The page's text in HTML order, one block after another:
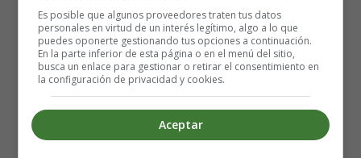
Puedes hacer una señal al niño y llevarlo a un lado para
hablar con él: 'Puedo ver que estás decepcionado con tu
regalo, pero tu reacción podría herir a la persona que te lo
dio'.
De este modo, el niño aprenderá poco a poco las normas
Es posible que algunos proveedores traten tus datos
personales en virtud de un interés legítimo, algo a lo que
puedes oponerte gestionando tus opciones a continuación.
En la parte inferior de esta página o en el menú del sitio,
busca un enlace para gestionar o retirar el consentimiento en
la configuración de privacidad y cookies.
Aceptar